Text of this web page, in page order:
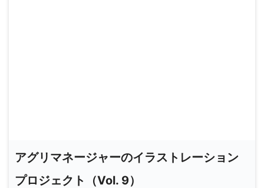
アグリマネージャーのイラストレーション
プロジェクト（Vol. 9）